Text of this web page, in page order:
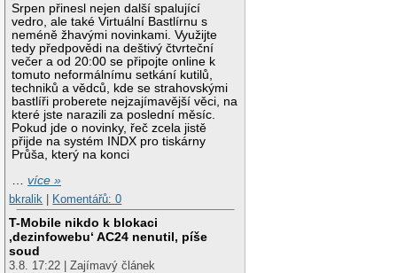
Srpen přinesl nejen další spalující
vedro, ale také Virtuální Bastlírnu s
neméně žhavými novinkami. Využijte
tedy předpovědi na deštivý čtvrteční
večer a od 20:00 se připojte online k
tomuto neformálnímu setkání kutilů,
techniků a vědců, kde se strahovskými
bastlíři proberete nejzajímavější věci, na
které jste narazili za poslední měsíc.
Pokud jde o novinky, řeč zcela jistě
přijde na systém INDX pro tiskárny
Průša, který na konci
…více »
bkralik
Komentářů: 0
T-Mobile nikdo k blokaci
‚dezinfowebu‘ AC24 nenutil, píše
soud
3.8. 17:22 | Zajímavý článek